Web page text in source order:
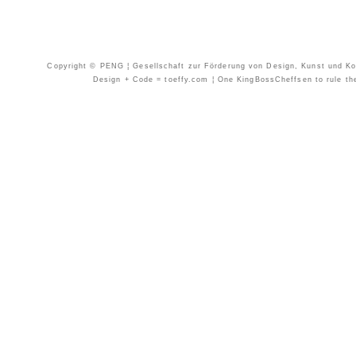
Copyright © PENG ¦ Gesellschaft zur Förderung von Design, Kunst und
Design + Code = toeffy.com ¦ One KingBossCheffsen to rule